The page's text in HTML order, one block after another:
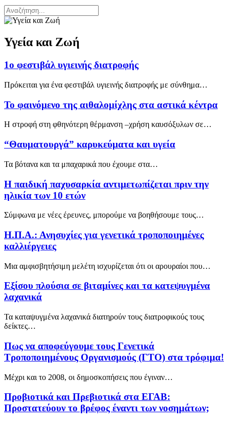
Υγεία και Ζωή
1ο φεστιβάλ υγιεινής διατροφής
Πρόκειται για ένα φεστιβάλ υγιεινής διατροφής με σύνθημα…
Το φαινόμενο της αιθαλομίχλης στα αστικά κέντρα
Η στροφή στη φθηνότερη θέρμανση –χρήση καυσόξυλων σε…
“Θαυματουργά” καρυκεύματα και υγεία
Τα βότανα και τα μπαχαρικά που έχουμε στα…
Η παιδική παχυσαρκία αντιμετωπίζεται πριν την
ηλικία των 10 ετών
Σύμφωνα με νέες έρευνες, μπορούμε να βοηθήσουμε τους…
Η.Π.Α.: Ανησυχίες για γενετικά τροποποιημένες
καλλιέργειες
Μια αμφισβητήσιμη μελέτη ισχυρίζεται ότι οι αρουραίοι που…
Εξίσου πλούσια σε βιταμίνες και τα κατεψυγμένα
λαχανικά
Τα καταψυγμένα λαχανικά διατηρούν τους διατροφικούς τους
δείκτες…
Πως να αποφεύγουμε τους Γενετικά
Τροποποιημένους Οργανισμούς (ΓΤΟ) στα τρόφιμα!
Μέχρι και το 2008, οι δημοσκοπήσεις που έγιναν…
Προβιοτικά και Πρεβιοτικά στα ΕΓΑΒ:
Προστατεύουν το βρέφος έναντι των νοσημάτων;